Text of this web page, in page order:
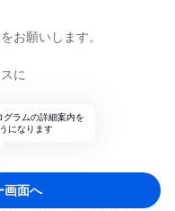
お願いします。
に
グラムの詳細案内を
になります
画面へ